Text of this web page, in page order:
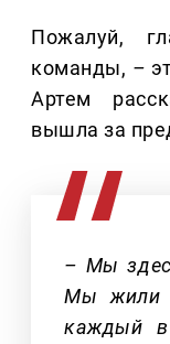
Пожалуй,
команды, –
Артем
вышла за
– Мы
Мы жили
каждый